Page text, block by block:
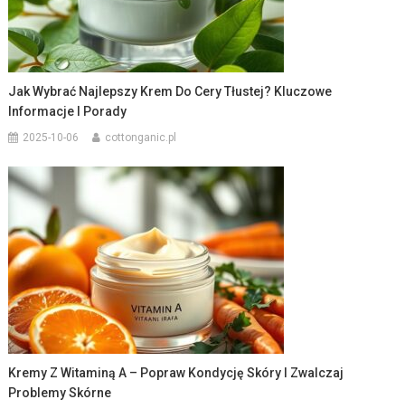
Jak Wybrać Najlepszy Krem Do Cery Tłustej? Kluczowe
Informacje I Porady
2025-10-06 cottonganic.pl
Kremy Z Witaminą A – Popraw Kondycję Skóry I Zwalczaj
Problemy Skórne